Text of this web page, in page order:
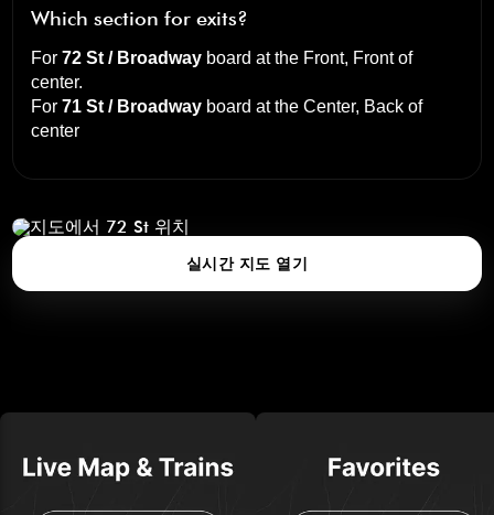
Which section for exits?
For72 St / Broadway board at the Front, Front of
center.
For71 St / Broadway board at theCenter, Back of
center
실시간 지도 열기